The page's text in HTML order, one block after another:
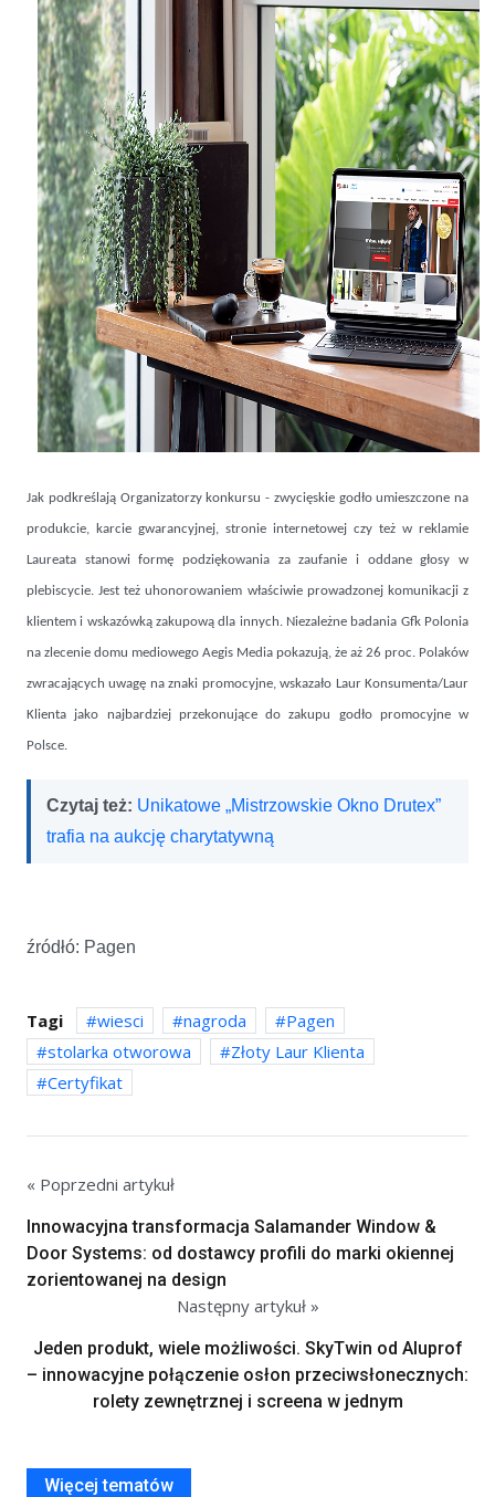
Jak podkreślają Organizatorzy konkursu - zwycięskie godło umieszczone na
produkcie, karcie gwarancyjnej, stronie internetowej czy też w reklamie
Laureata stanowi formę podziękowania za zaufanie i oddane głosy w
plebiscycie. Jest też uhonorowaniem właściwie prowadzonej komunikacji z
klientem i wskazówką zakupową dla innych. Niezależne badania Gfk Polonia
na zlecenie domu mediowego Aegis Media pokazują, że aż 26 proc. Polaków
zwracających uwagę na znaki promocyjne, wskazało Laur Konsumenta/Laur
Klienta jako najbardziej przekonujące do zakupu godło promocyjne w
Polsce.
Czytaj też: Unikatowe „Mistrzowskie Okno Drutex”
trafia na aukcję charytatywną
źródłó: Pagen
Tagi wiesci nagroda
Pagen
stolarka otworowa
Złoty Laur Klienta
Certyfikat
« Poprzedni artykuł
Innowacyjna transformacja Salamander Window &
Door Systems: od dostawcy profili do marki okiennej
zorientowanej na design
Następny artykuł »
Jeden produkt, wiele możliwości. SkyTwin od Aluprof
– innowacyjne połączenie osłon przeciwsłonecznych:
rolety zewnętrznej i screena w jednym
Więcej tematów